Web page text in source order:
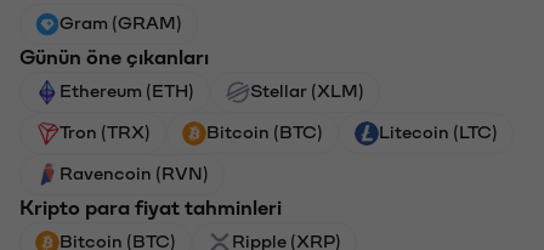
Gram (GRAM)
Günün öne çıkanları
Ethereum (ETH) Stellar (XLM)
Tron (TRX) Bitcoin (BTC) Litecoin (LTC)
Ravencoin (RVN)
Kripto para fiyat tahminleri
Bitcoin (BTC) Ripple (XRP)